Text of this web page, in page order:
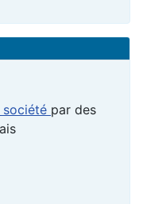
société par des